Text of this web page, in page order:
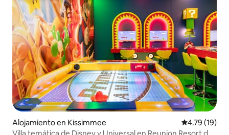
Alojamiento en Kissimmee Calificación
4.79 (19)